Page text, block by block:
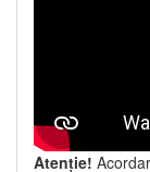
Atenție!